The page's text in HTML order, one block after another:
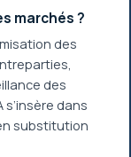
marchés ?
des
des
s’insère dans
substitution